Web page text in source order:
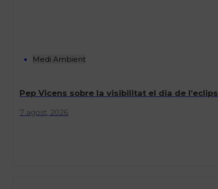
Medi Ambient
Pep Vicens sobre la visibilitat el dia de
7 agost, 2026